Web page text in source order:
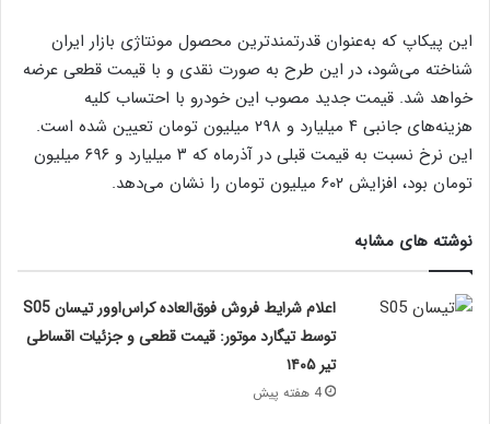
این پیکاپ که به‌عنوان قدرتمندترین محصول مونتاژی بازار ایران
شناخته می‌شود، در این طرح به صورت نقدی و با قیمت قطعی عرضه
خواهد شد. قیمت جدید مصوب این خودرو با احتساب کلیه
هزینه‌های جانبی ۴ میلیارد و ۲۹۸ میلیون تومان تعیین شده است.
این نرخ نسبت به قیمت قبلی در آذرماه که ۳ میلیارد و ۶۹۶ میلیون
تومان بود، افزایش ۶۰۲ میلیون تومان را نشان می‌دهد.
نوشته های مشابه
اعلام شرایط فروش فوق‌العاده کراس‌اوور تیسان S05
توسط تیگارد موتور: قیمت قطعی و جزئیات اقساطی
تیر ۱۴۰۵
4 هفته پیش